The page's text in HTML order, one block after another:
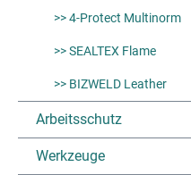
>> 4-Protect Multinorm
>> SEALTEX Flame
>> BIZWELD Leather
Arbeitsschutz
Werkzeuge